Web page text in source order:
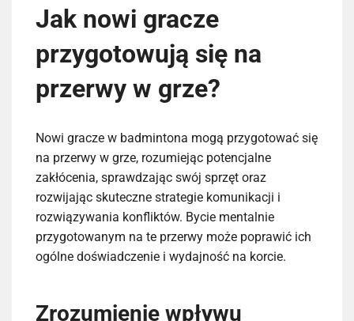
Jak nowi gracze
przygotowują się na
przerwy w grze?
Nowi gracze w badmintona mogą przygotować się
na przerwy w grze, rozumiejąc potencjalne
zakłócenia, sprawdzając swój sprzęt oraz
rozwijając skuteczne strategie komunikacji i
rozwiązywania konfliktów. Bycie mentalnie
przygotowanym na te przerwy może poprawić ich
ogólne doświadczenie i wydajność na korcie.
Zrozumienie wpływu